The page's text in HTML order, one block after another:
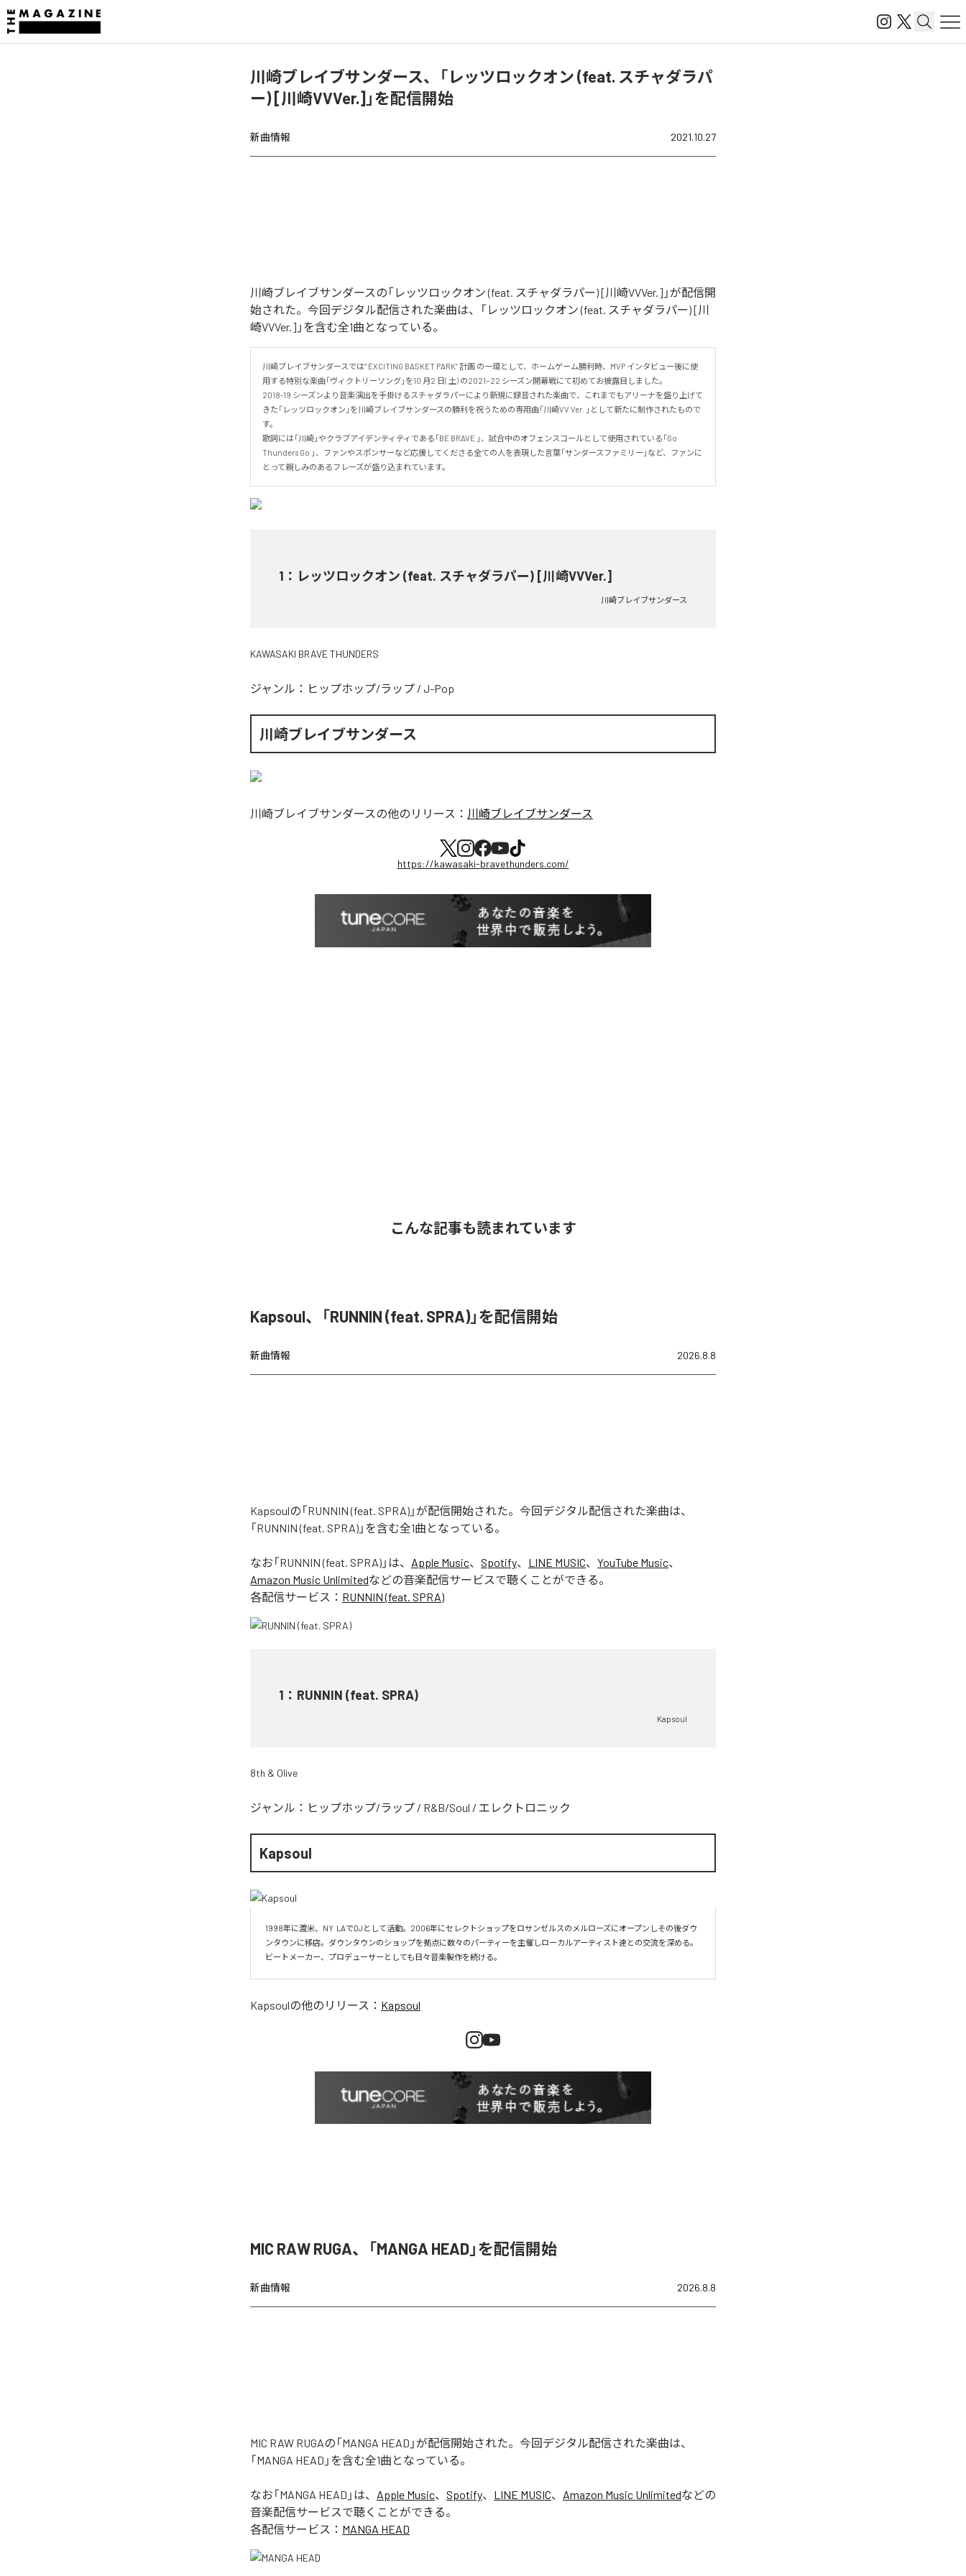
川崎ブレイブサンダース、「レッツロックオン (feat. スチャダラパ
ー) [川崎VVVer.]」を配信開始
新曲情報 2021.10.27
川崎ブレイブサンダースの「レッツロックオン (feat. スチャダラパー) [川崎VVVer.]」が配信開
始された。今回デジタル配信された楽曲は、「レッツロックオン (feat. スチャダラパー) [川
崎VVVer.]」を含む全1曲となっている。
川崎ブレイブサンダースでは“ EXCITING BASKET PARK” 計画 の一環として、ホームゲーム勝利時、MVP インタビュー後に使
用する特別な楽曲「ヴィクトリーソング」を10 月2 日( 土) の2021−22 シーズン開幕戦にて初めてお披露目しました。
2018-19 シーズンより音楽演出を手掛けるスチャダラパーにより新規に録音された楽曲で、これまでもアリーナを盛り上げて
きた「レッツロックオン」を川崎ブレイブサンダースの勝利を祝うための専用曲「川崎VV Ver. 」として新たに制作されたもので
す。
歌詞には「川崎」やクラブアイデンティティである「BE BRAVE 」、試合中のオフェンスコールとして使用されている「Go
Thunders Go 」、ファンやスポンサーなど応援してくださる全ての人を表現した言葉「サンダースファミリー」など、ファンに
とって親しみのあるフレーズが盛り込まれています。
1 ： レッツロックオン (feat. スチャダラパー) [川崎VVVer.]
川崎ブレイブサンダース
KAWASAKI BRAVE THUNDERS
ジャンル： ヒップホップ/ラップ / J-Pop
川崎ブレイブサンダース
川崎ブレイブサンダースの他のリリース： 川崎ブレイブサンダース
https://kawasaki-bravethunders.com/
こんな記事も読まれています
Kapsoul、「RUNNIN (feat. SPRA)」を配信開始
新曲情報 2026.8.8
Kapsoulの「RUNNIN (feat. SPRA)」が配信開始された。今回デジタル配信された楽曲は、
「RUNNIN (feat. SPRA)」を含む全1曲となっている。
なお「RUNNIN (feat. SPRA) 」は、 Apple Music、 Spotify、 LINE MUSIC、 YouTube Music、
Amazon Music Unlimitedなどの音楽配信サービスで聴くことができる。
各配信サービス： RUNNIN (feat. SPRA)
1 ： RUNNIN (feat. SPRA)
Kapsoul
8th & Olive
ジャンル： ヒップホップ/ラップ / R&B/Soul / エレクトロニック
Kapsoul
1998年に渡米、NY  LAでDJとして活動。2006年にセレクトショップをロサンゼルスのメルローズにオープンしその後ダウ
ンタウンに移店。ダウンタウンのショップを拠点に数々のパーティーを主催しローカルアーティスト達との交流を深める。
ビートメーカー、プロデューサーとしても日々音楽製作を続ける。
Kapsoulの他のリリース： Kapsoul
MIC RAW RUGA、「MANGA HEAD」を配信開始
新曲情報 2026.8.8
MIC RAW RUGAの「MANGA HEAD」が配信開始された。今回デジタル配信された楽曲は、
「MANGA HEAD」を含む全1曲となっている。
なお「MANGA HEAD 」は、 Apple Music、 Spotify、 LINE MUSIC、 Amazon Music Unlimitedなどの
音楽配信サービスで聴くことができる。
各配信サービス： MANGA HEAD